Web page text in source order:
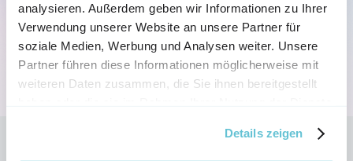
analysieren. Außerdem geben wir Informationen zu Ihrer
Verwendung unserer Website an unsere Partner für
soziale Medien, Werbung und Analysen weiter. Unsere
Partner führen diese Informationen möglicherweise mit
weiteren Daten zusammen, die Sie ihnen bereitgestellt
Details zeigen
Back to the homepage